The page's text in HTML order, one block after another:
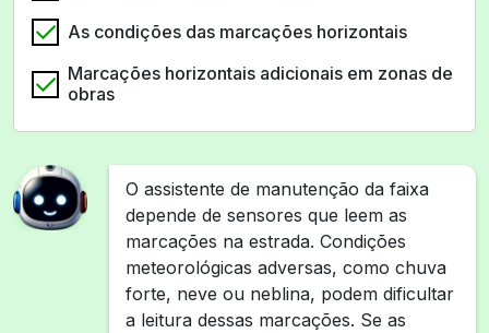
As condições das marcações horizontais
Marcações horizontais adicionais em zonas de
obras
O assistente de manutenção da faixa
depende de sensores que leem as
marcações na estrada. Condições
meteorológicas adversas, como chuva
forte, neve ou neblina, podem dificultar
a leitura dessas marcações. Se as